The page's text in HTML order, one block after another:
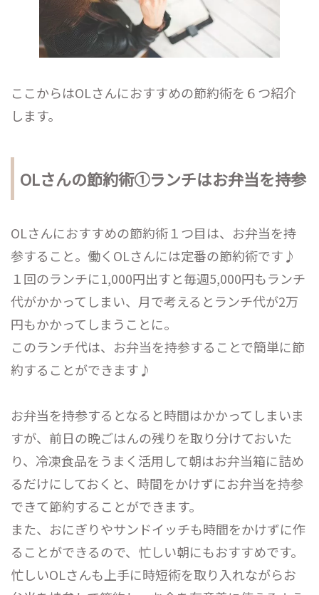
ここからはOLさんにおすすめの節約術を６つ紹介
します。
OLさんの節約術①ランチはお弁当を持参
OLさんにおすすめの節約術１つ目は、お弁当を持
参すること。働くOLさんには定番の節約術です♪
１回のランチに1,000円出すと毎週5,000円もランチ
代がかかってしまい、月で考えるとランチ代が2万
円もかかってしまうことに。
このランチ代は、お弁当を持参することで簡単に節
約することができます♪
お弁当を持参するとなると時間はかかってしまいま
すが、前日の晩ごはんの残りを取り分けておいた
り、冷凍食品をうまく活用して朝はお弁当箱に詰め
るだけにしておくと、時間をかけずにお弁当を持参
できて節約することができます。
また、おにぎりやサンドイッチも時間をかけずに作
ることができるので、忙しい朝にもおすすめです。
忙しいOLさんも上手に時短術を取り入れながらお